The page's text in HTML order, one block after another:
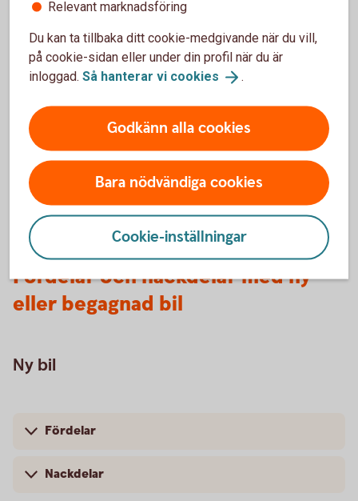
Information om skadade vindrutor
Information om körning när det är snö och
vinterväglag
Information om vilda djur och viltolyckor
Att tänka på för dig som förare
Fördelar och nackdelar med ny
eller begagnad bil
Ny bil
Fördelar
Nackdelar
Relevant marknadsföring
Du kan ta tillbaka ditt cookie-medgivande när du vill,
på cookie-sidan eller under din profil när du är
inloggad. Så hanterar vi cookies .
Godkänn alla cookies
Bara nödvändiga cookies
Cookie-inställningar